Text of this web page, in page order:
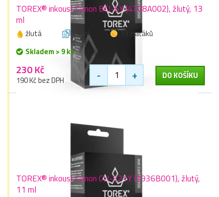
TOREX® inkoust Canon BCI-6Y (4708A002), žlutý, 13
ml
žlutá 13 ml
13 zlaťáků
Skladem > 9 ks
230 Kč
190 Kč bez DPH - + DO KOŠÍKU
TOREX® inkoust Canon CLI-521Y (2936B001), žlutý,
11 ml